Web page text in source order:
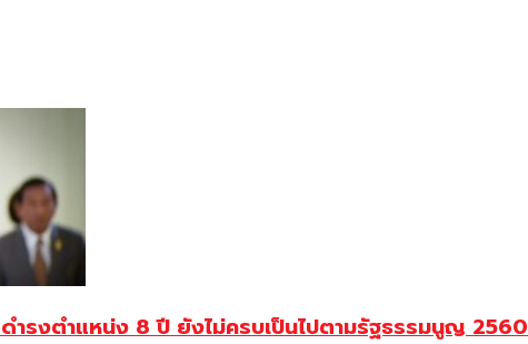
ำรงตำแหน่ง 8 ปี ยังไม่ครบเป็นไปตามรัฐธรรมนูญ 2560